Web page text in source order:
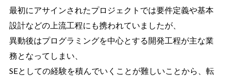
最初にアサインされたプロジェクトでは要件定義や基本
設計などの上流工程にも携われていましたが、
異動後はプログラミングを中心とする開発工程が主な業
務となってしまい、
SEとしての経験を積んでいくことが難しいことから、転